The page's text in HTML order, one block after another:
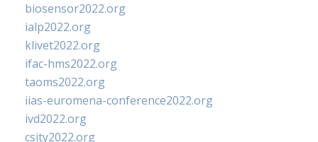
biosensor2022.org
ialp2022.org
klivet2022.org
ifac-hms2022.org
taoms2022.org
iias-euromena-conference2022.org
ivd2022.org
csity2022.org